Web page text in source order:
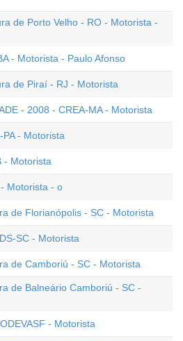
de Porto Velho - RO - Motorista -
- Motorista - Paulo Afonso
de Piraí - RJ - Motorista
- 2008 - CREA-MA - Motorista
PA - Motorista
- Motorista
Motorista - o
de Florianópolis - SC - Motorista
SC - Motorista
de Camboriú - SC - Motorista
de Balneário Camboriú - SC -
- Motorista